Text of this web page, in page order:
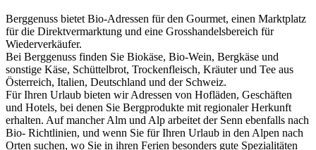
Berggenuss bietet Bio-Adressen für den Gourmet, einen Marktplatz
für die Direktvermarktung und eine Grosshandelsbereich für
Wiederverkäufer.
Bei Berggenuss finden Sie Biokäse, Bio-Wein, Bergkäse und
sonstige Käse, Schüttelbrot, Trockenfleisch, Kräuter und Tee aus
Österreich, Italien, Deutschland und der Schweiz.
Für Ihren Urlaub bieten wir Adressen von Hofläden, Geschäften
und Hotels, bei denen Sie Bergprodukte mit regionaler Herkunft
erhalten. Auf mancher Alm und Alp arbeitet der Senn ebenfalls nach
Bio- Richtlinien, und wenn Sie für Ihren Urlaub in den Alpen nach
Orten suchen, wo Sie in ihren Ferien besonders gute Spezialitäten